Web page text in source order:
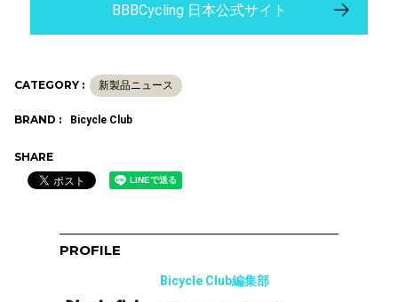
BBBCycling 日本公式サイト
CATEGORY : 新製品ニュース
BRAND : Bicycle Club
SHARE
PROFILE
Bicycle Club編集部